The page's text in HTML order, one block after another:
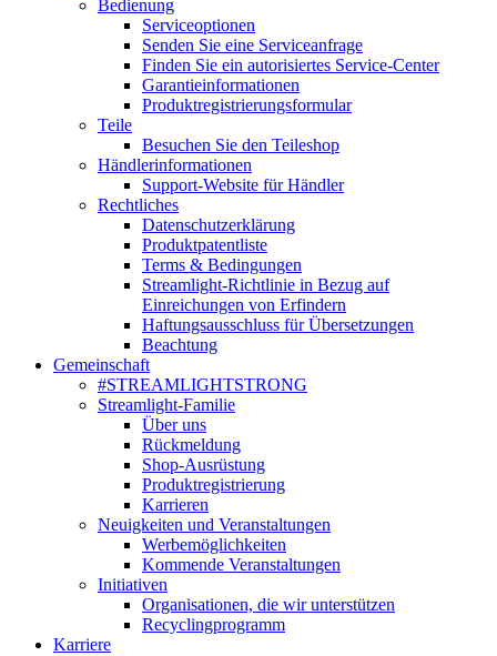
Bedienung
Serviceoptionen
Senden Sie eine Serviceanfrage
Finden Sie ein autorisiertes Service-Center
Garantieinformationen
Produktregistrierungsformular
Teile
Besuchen Sie den Teileshop
Händlerinformationen
Support-Website für Händler
Rechtliches
Datenschutzerklärung
Produktpatentliste
Terms & Bedingungen
Streamlight-Richtlinie in Bezug auf
Einreichungen von Erfindern
Haftungsausschluss für Übersetzungen
Beachtung
Gemeinschaft
#STREAMLIGHTSTRONG
Streamlight-Familie
Über uns
Rückmeldung
Shop-Ausrüstung
Produktregistrierung
Karrieren
Neuigkeiten und Veranstaltungen
Werbemöglichkeiten
Kommende Veranstaltungen
Initiativen
Organisationen, die wir unterstützen
Recyclingprogramm
Karriere